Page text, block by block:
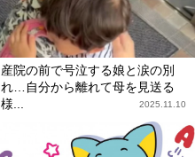
産院の前で号泣する娘と涙の別
れ…自分から離れて母を見送る
様...
2025.11.10